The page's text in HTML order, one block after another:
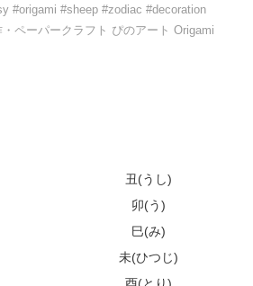
#origami #sheep #zodiac #decoration
ペーパークラフト ぴのアート Origami
丑(うし)
卯(う)
巳(み)
未(ひつじ)